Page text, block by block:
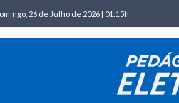
26 de Julho de 2026 | 01:15h